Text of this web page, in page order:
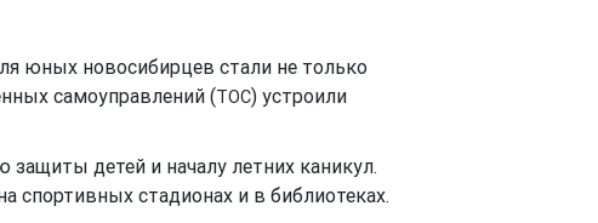
юных новосибирцев стали не только
самоуправлений (ТОС) устроили
детей и началу летних каникул.
стадионах и в библиотеках.